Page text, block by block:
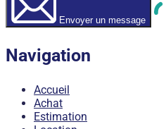
Envoyer un message
Navigation
Accueil
Achat
Estimation